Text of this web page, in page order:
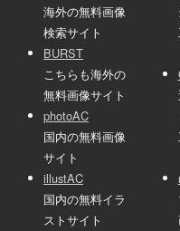
海外の無料画像
検索サイト
BURST
こちらも海外の
無料画像サイト
photoAC
国内の無料画像
サイト
illustAC
国内の無料イラ
ストサイト